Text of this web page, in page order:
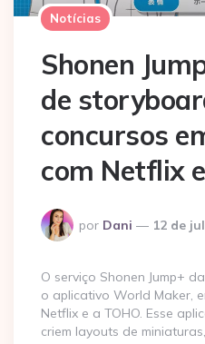
Notícias
Shonen
de
concursos
com Netflix
Postado
por
por Dani 12 de
O serviço Shonen Jump+
o aplicativo World Maker,
Netflix e a TOHO. Esse
criem layouts de